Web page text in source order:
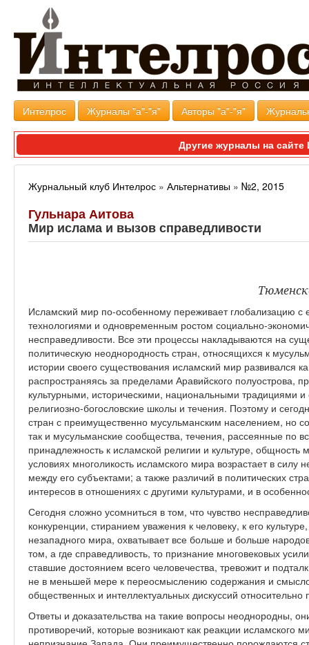
Интелрос Журналы "а"-"я" Авторы "а"-"я"
Другие журналы на
Журнальный клуб Интелрос » Альтернативы » №2, 2015
Гульнара Аитова
Мир ислама и вызов справедливости
Исламский мир по-особенному переживает глобализацию
технологиями и одновременным ростом социально-
несправедливости. Все эти процессы накладываются на
политическую неоднородность стран, относящихся к
истории своего существования исламский мир развивался
распространяясь за пределами Аравийского полуострова,
культурными, историческими, национальными традициями
религиозно-богословские школы и течения. Поэтому и
стран с преимущественно мусульманским населением, но
так и мусульманские сообщества, течения, рассеянные по
принадлежность к исламской религии и культуре,
условиях многоликость исламского мира возрастает в силу
между его субъектами; а также различий в политических
интересов в отношениях с другими культурами, и в
Сегодня сложно усомниться в том, что чувство
конкуренции, стиранием уважения к человеку, к его
незападного мира, охватывает все больше и больше
том, а где справедливость, то признание многовековых
ставшие достоянием всего человечества, тревожит и
не в меньшей мере к переосмыслению содержания и
общественных и интеллектуальных дискуссий относительно
Ответы и доказательства на такие вопросы неоднородны,
противоречий, которые возникают как реакции исламского